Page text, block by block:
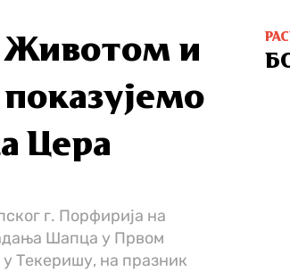
Животом и
Цера
г. Порфирија на
Шапца у Првом
Текеришу, на празник